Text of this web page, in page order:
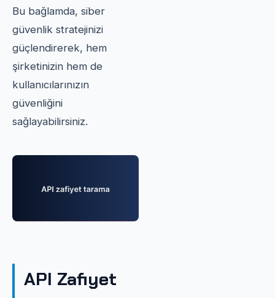
Bu bağlamda, siber
güvenlik stratejinizi
güçlendirerek, hem
şirketinizin hem de
kullanıcılarınızın
güvenliğini
sağlayabilirsiniz.
API Zafiyet